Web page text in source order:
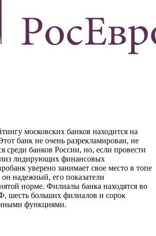
московских банков находится на
банк не очень разрекламирован, не
среди банков России, но, если провести
лидирующих финансовых
уверено занимает свое место в топе
он надежный, его показатели
норме. Филиалы банка находятся во
шесть больших филиалов и сорок
функциями.